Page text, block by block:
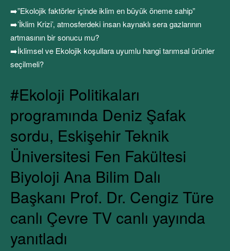
➡️”Ekolojik faktörler içinde iklim en büyük öneme sahip”
➡️’İklim Krizi’, atmosferdeki insan kaynaklı sera gazlarının
artmasının bir sonucu mu?
➡️İklimsel ve Ekolojik koşullara uyumlu hangi tarımsal ürünler
seçilmeli?
#Ekoloji Politikaları
programında Deniz Şafak
sordu, Eskişehir Teknik
Üniversitesi Fen Fakültesi
Biyoloji Ana Bilim Dalı
Başkanı Prof. Dr. Cengiz Türe
canlı Çevre TV canlı yayında
yanıtladı